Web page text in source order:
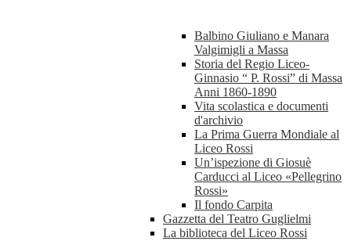
Balbino Giuliano e Manara
Valgimigli a Massa
Storia del Regio Liceo-
Ginnasio “ P. Rossi” di Massa
Anni 1860-1890
Vita scolastica e documenti
d'archivio
La Prima Guerra Mondiale al
Liceo Rossi
Un’ispezione di Giosuè
Carducci al Liceo «Pellegrino
Rossi»
Il fondo Carpita
Gazzetta del Teatro Guglielmi
La biblioteca del Liceo Rossi